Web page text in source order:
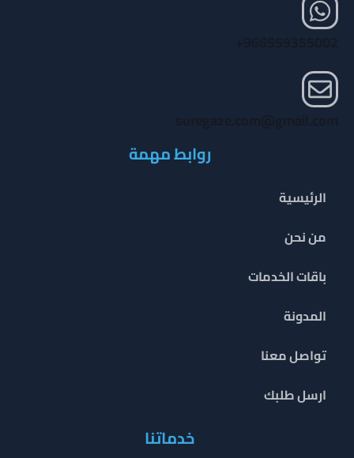
روابط مهمة
الرئيسية
من نحن
باقات الخدمات
المدونة
تواصل معنا
ارسل طلبك
خدماتنا